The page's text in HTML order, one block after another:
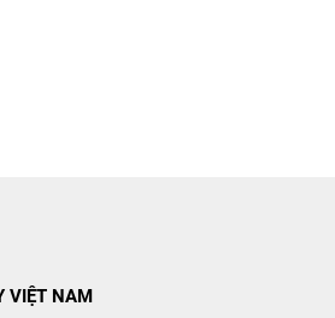
VIỆT NAM